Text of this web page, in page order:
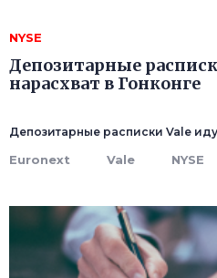
NYSE
Депозитарные
нарасхват в Гонконге
Депозитарные расписки Vale
Euronext Vale NYSE